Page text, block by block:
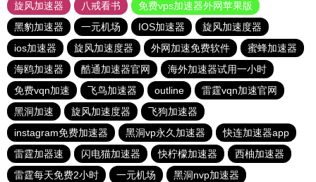
旋风加速器
八戒看书
免费vps加速器外网苹果版
黑豹加速器
一元机场 IOS加速器
旋风加速度器
ios加速器
旋风加速度器 外网加速免费软件
蜜蜂加速器
海鸥加速器
酷通加速器官网
海外加速器试用一小时
免费vqn加速
飞鸟加速器 outline
雷霆vqn加速官网
黑洞加速
旋风加速度器
飞狗加速器
instagram免费加速器
黑洞vp永久加速器
快连加速器app
雷霆加器速
闪电猫加速器 快柠檬加速器
西柚加速器
雷霆每天免费2小时
一元机场
黑洞nvp加速器